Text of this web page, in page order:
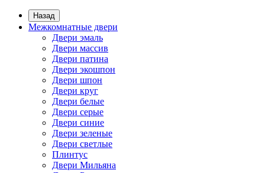
Назад
Межкомнатные двери
Двери эмаль
Двери массив
Двери патина
Двери экошпон
Двери шпон
Двери круг
Двери белые
Двери серые
Двери синие
Двери зеленые
Двери светлые
Плинтус
Двери Мильяна